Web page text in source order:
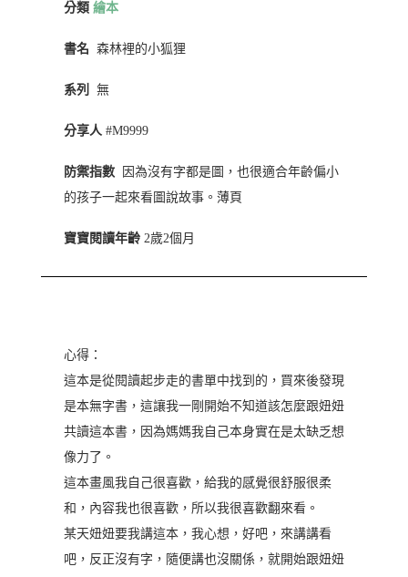
分類 繪本
書名 森林裡的小狐狸
系列 無
分享人 #M9999
防禦指數
因為沒有字都是圖，也很適合年齡偏小
的孩子一起來看圖說故事。薄頁
寶寶閱讀年齡 2歲2個月
心得：
這本是從閱讀起步走的書單中找到的，買來後發現
是本無字書，這讓我一剛開始不知道該怎麼跟妞妞
共讀這本書，因為媽媽我自己本身實在是太缺乏想
像力了。
這本畫風我自己很喜歡，給我的感覺很舒服很柔
和，內容我也很喜歡，所以我很喜歡翻來看。
某天妞妞要我講這本，我心想，好吧，來講講看
吧，反正沒有字，隨便講也沒關係，就開始跟妞妞